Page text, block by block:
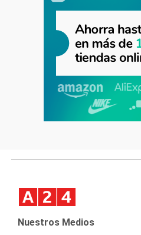
Nuestros Medios